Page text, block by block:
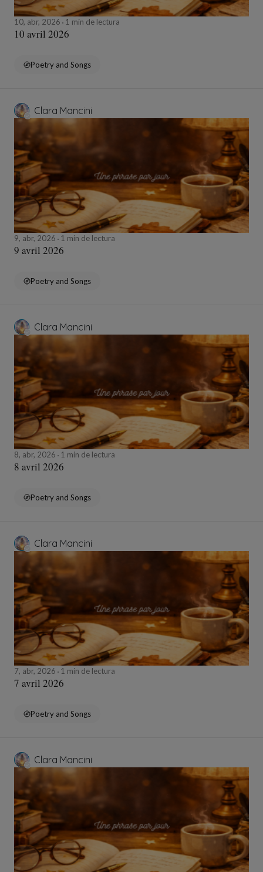
10, abr, 2026 1 min de lectura
10 avril 2026
Poetry and Songs
Clara Mancini
9, abr, 2026 1 min de lectura
9 avril 2026
Poetry and Songs
Clara Mancini
8, abr, 2026 1 min de lectura
8 avril 2026
Poetry and Songs
Clara Mancini
7, abr, 2026 1 min de lectura
7 avril 2026
Poetry and Songs
Clara Mancini